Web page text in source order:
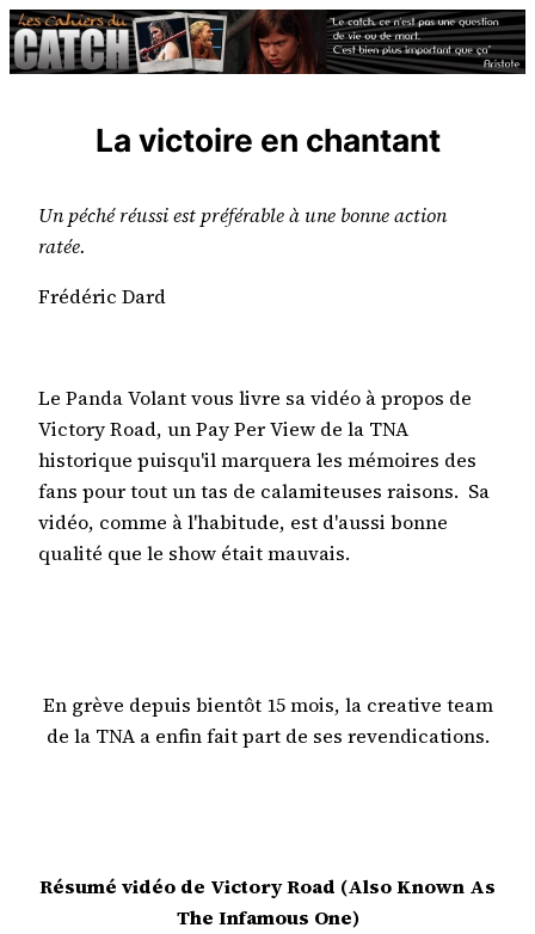
Aller
au
La victoire en chantant
Un péché réussi est préférable à une bonne action
ratée.
Frédéric Dard
Le Panda Volant vous livre sa vidéo à propos de
Victory Road, un Pay Per View de la TNA
historique puisqu'il marquera les mémoires des
fans pour tout un tas de calamiteuses raisons. Sa
vidéo, comme à l'habitude, est d'aussi bonne
qualité que le show était mauvais.
En grève depuis bientôt 15 mois, la creative team
de la TNA a enfin fait part de ses revendications.
Résumé vidéo de Victory Road (Also Known As
The Infamous One)